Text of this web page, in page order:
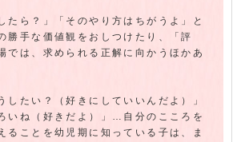
ら？」「そのやり方はちがうよ」と
勝手な価値観をおしつけたり、「評
では、求められる正解に向かうほかあ
たい？（好きにしていいんだよ）」
いね（好きだよ）」…自分のこころを
ることを幼児期に知っている子は、ま